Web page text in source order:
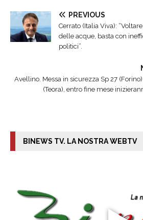
PREVIOUS
Cerrato (Italia Viva):
delle acque, basta con
politici”.
Avellino. Messa in sicurezza Sp 27
(Teora), entro fine mese
BINEWS TV. LA NOSTRA WEBTV